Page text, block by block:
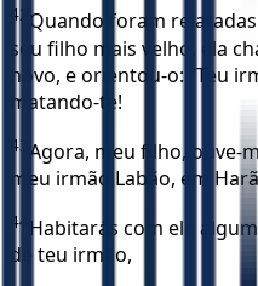
42 Quando foram relatadas
seu filho mais velho, ela
novo, e orientou-o: “Teu
matando-te!
43 Agora, meu filho, ouve-
meu irmão Labão, em
44 Habitarás com ele
de teu irmão,